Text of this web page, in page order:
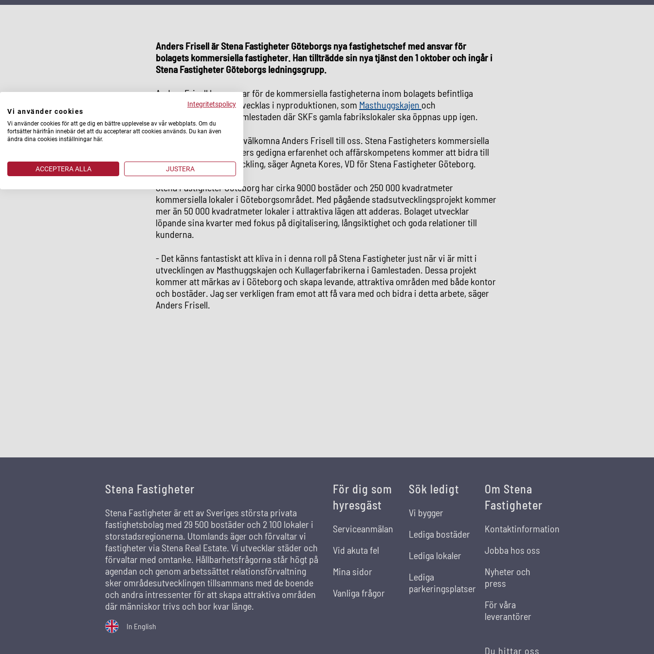
Anders Frisell är Stena Fastigheter Göteborgs nya fastighetschef med ansvar för
bolagets kommersiella fastigheter. Han tillträdde sin nya tjänst den 1 oktober och ingår i
Stena Fastigheter Göteborgs ledningsgrupp.
Anders Frisell har ansvar för de kommersiella fastigheterna inom bolagets befintliga
bestånd och de som utvecklas i nyproduktionen, som Masthuggskajen och
i Gamlestaden där SKFs gamla fabrikslokaler ska öppnas upp igen.
- Vi är mycket glada att välkomna Anders Frisell till oss. Stena Fastigheters kommersiella
bestånd växer och Anders gedigna erfarenhet och affärskompetens kommer att bidra till
bolagets fortsatta utveckling, säger Agneta Kores, VD för Stena Fastigheter Göteborg.
Stena Fastigheter Göteborg har cirka 9000 bostäder och 250 000 kvadratmeter
kommersiella lokaler i Göteborgsområdet. Med pågående stadsutvecklingsprojekt kommer
mer än 50 000 kvadratmeter lokaler i attraktiva lägen att adderas. Bolaget utvecklar
löpande sina kvarter med fokus på digitalisering, långsiktighet och goda relationer till
kunderna.
- Det känns fantastiskt att kliva in i denna roll på Stena Fastigheter just när vi är mitt i
utvecklingen av Masthuggskajen och Kullagerfabrikerna i Gamlestaden. Dessa projekt
kommer att märkas av i Göteborg och skapa levande, attraktiva områden med både kontor
och bostäder. Jag ser verkligen fram emot att få vara med och bidra i detta arbete, säger
Anders Frisell.
Stena Fastigheter
Stena Fastigheter är ett av Sveriges största privata
fastighetsbolag med 29 500 bostäder och 2 100 lokaler i
storstadsregionerna. Utomlands äger och förvaltar vi
fastigheter via Stena Real Estate. Vi utvecklar städer och
förvaltar med omtanke. Hållbarhetsfrågorna står högt på
agendan och genom arbetssättet relationsförvaltning
sker områdesutvecklingen tillsammans med de boende
och andra intressenter för att skapa attraktiva områden
där människor trivs och bor kvar länge.
In English
För dig som
hyresgäst
Serviceanmälan
Vid akuta fel
Mina sidor
Vanliga frågor
Sök ledigt
Vi bygger
Lediga bostäder
Lediga lokaler
Lediga
parkeringsplatser
Om Stena
Fastigheter
Kontaktinformation
Jobba hos oss
Nyheter och
press
För våra
leverantörer
Du hittar oss
Integritetspolicy
Vi använder cookies
Vi använder cookies för att ge dig en bättre upplevelse av vår webbplats. Om du
fortsätter härifrån innebär det att du accepterar att cookies används. Du kan även
ändra dina cookies inställningar här.
ACCEPTERA ALLA JUSTERA